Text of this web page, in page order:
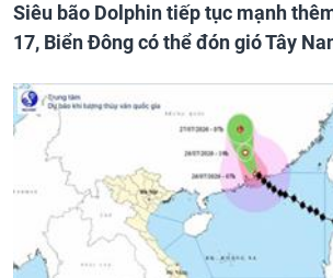
Siêu bão Dolphin tiếp tục mạnh
17, Biển Đông có thể đón gió Tây